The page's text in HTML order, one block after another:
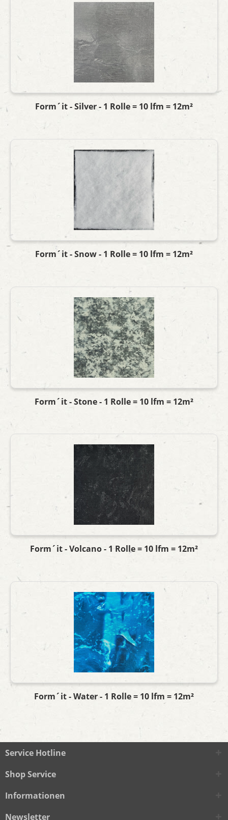
Form´it - Silver - 1 Rolle = 10 lfm = 12m²
Form´it - Snow - 1 Rolle = 10 lfm = 12m²
Form´it - Stone - 1 Rolle = 10 lfm = 12m²
Form´it - Volcano - 1 Rolle = 10 lfm = 12m²
Form´it - Water - 1 Rolle = 10 lfm = 12m²
Service Hotline
Shop Service
Informationen
Newsletter